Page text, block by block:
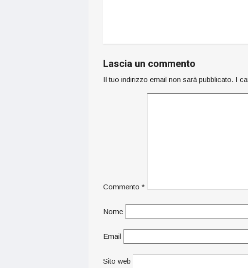
Lascia un commento
Il tuo indirizzo email non sarà pubblicato. I
Commento *
Nome
Email
Sito web